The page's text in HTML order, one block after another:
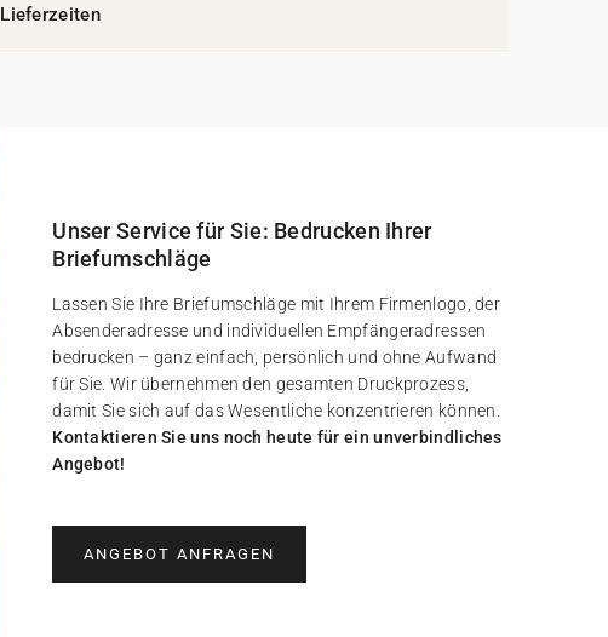
Lieferzeiten
Unser Service für Sie: Bedrucken Ihrer
Briefumschläge
Lassen Sie Ihre Briefumschläge mit Ihrem Firmenlogo, der
Absenderadresse und individuellen Empfängeradressen
bedrucken – ganz einfach, persönlich und ohne Aufwand
für Sie. Wir übernehmen den gesamten Druckprozess,
damit Sie sich auf das Wesentliche konzentrieren können.
Kontaktieren Sie uns noch heute für ein unverbindliches
Angebot!
ANGEBOT ANFRAGEN